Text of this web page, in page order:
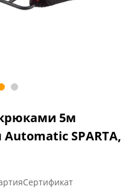
5м
SPARTA,
Сертификат